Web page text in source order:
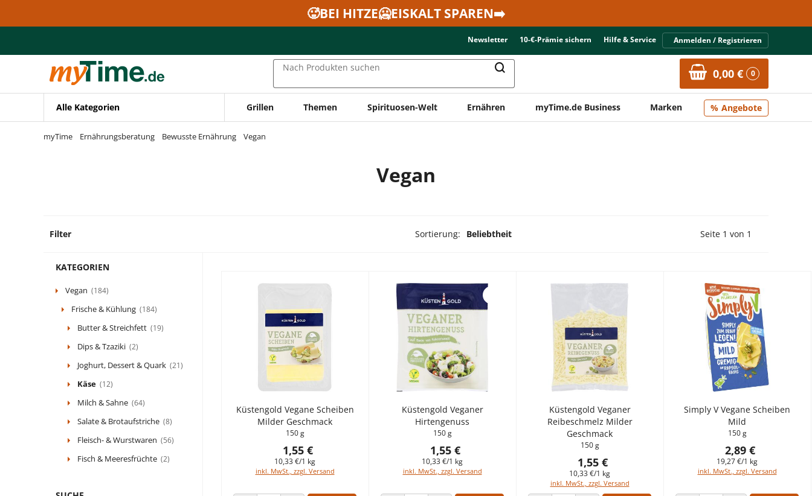
Zur Navigation springen
🥵BEI HITZE🥶EISKALT SPAREN➡️
Newsletter 10-€-Prämie sichern Hilfe & Service Anmelden / Registrieren
Nach Produkten suchen 0,00 € 0
Alle Kategorien Grillen Themen Spirituosen-Welt Ernähren myTime.de Business Marken Angebote
myTime Ernährungsberatung Bewusste Ernährung Vegan
Vegan
Filter Sortierung: Beliebtheit Vorherige Seite
Seite 1 von 1
KATEGORIEN
Vegan (184)
Frische & Kühlung (184)
Butter & Streichfett (19)
Dips & Tzaziki (2)
Joghurt, Dessert & Quark (21)
Käse (12)
Milch & Sahne (64)
Salate & Brotaufstriche (8)
Fleisch- & Wurstwaren (56)
Fisch & Meeresfrüchte (2)
Küstengold Vegane Scheiben
Milder Geschmack
150 g
1,55 €
10,33 €/1 kg
inkl. MwSt., zzgl. Versand
Küstengold Veganer
Hirtengenuss
150 g
1,55 €
10,33 €/1 kg
inkl. MwSt., zzgl. Versand
Küstengold Veganer
Reibeschmelz Milder
Geschmack
150 g
1,55 €
10,33 €/1 kg
inkl. MwSt., zzgl. Versand
Simply V Vegane Scheiben
Mild
150 g
2,89 €
19,27 €/1 kg
inkl. MwSt., zzgl. Versand